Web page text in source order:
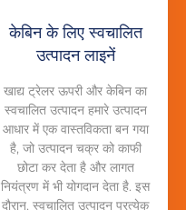
केबिन के लिए स्वचालित
उत्पादन लाइनें
खाद्य ट्रेलर ऊपरी और केबिन का
स्वचालित उत्पादन हमारे उत्पादन
आधार में एक वास्तविकता बन गया
है, जो उत्पादन चक्र को काफी
छोटा कर देता है और लागत
नियंत्रण में भी योगदान देता है. इस
दौरान, स्वचालित उत्पादन प्रत्येक